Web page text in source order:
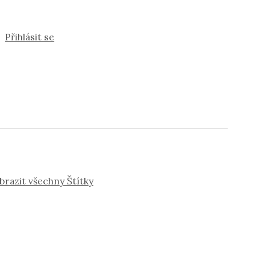
Přihlásit se
všechny Štítky